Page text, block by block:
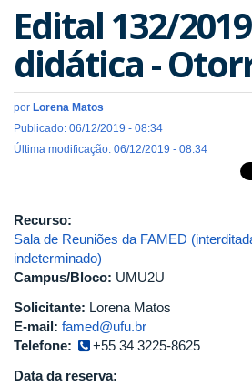
Edital 132/
didática -
por Lorena Matos
Publicado: 06/12/2019 - 08:34
Última modificação: 06/12/2019 - 08:34
Recurso:
Sala de Reuniões da FAMED
indeterminado)
Campus/Bloco: UMU2U
Solicitante: Lorena Matos
E-mail: famed@ufu.br
Telefone:
+55 34 3225-8625
Data da reserva: